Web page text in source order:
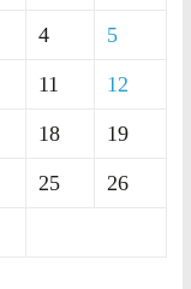
4 5
11 12
18 19
25 26